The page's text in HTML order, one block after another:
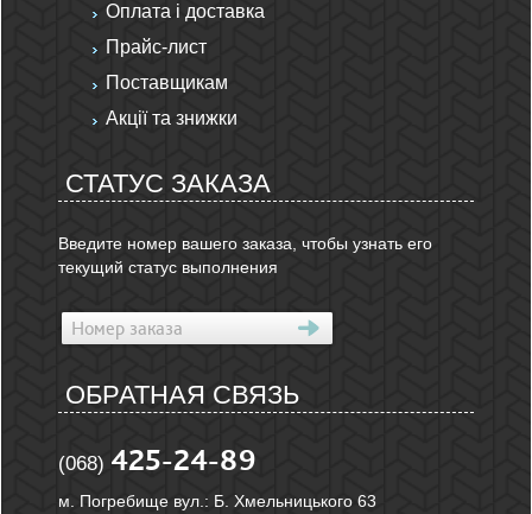
Оплата і доставка
Прайс-лист
Поставщикам
Акції та знижки
СТАТУС ЗАКАЗА
Введите номер вашего заказа, чтобы узнать его
текущий статус выполнения
ОБРАТНАЯ СВЯЗЬ
(068) 425-24-89
м. Погребище вул.: Б. Хмельницького 63